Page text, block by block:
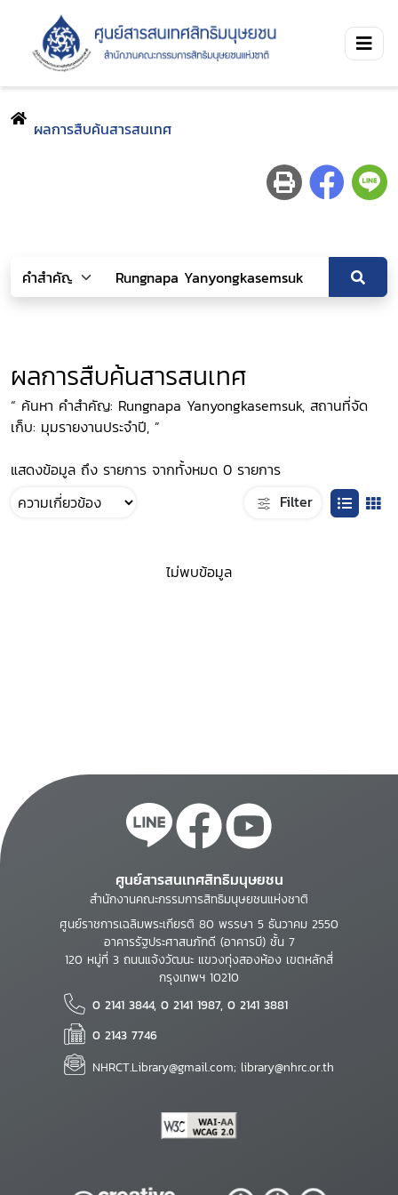
ผลการสืบค้นสารสนเทศ
ผลการสืบค้นสารสนเทศ
“ ค้นหา คำสำคัญ: Rungnapa Yanyongkasemsuk, สถานที่จัด
เก็บ: มุมรายงานประจำปี, ”
แสดงข้อมูล ถึง รายการ จากทั้งหมด 0 รายการ
Filter
ไม่พบข้อมูล
ศูนย์สารสนเทศสิทธิมนุษยชน
สำนักงานคณะกรรมการสิทธิมนุษยชนแห่งชาติ
ศูนย์ราชการเฉลิมพระเกียรติ 80 พรรษา 5 ธันวาคม 2550
อาคารรัฐประศาสนภักดี (อาคารบี) ชั้น 7
120 หมู่ที่ 3 ถนนแจ้งวัฒนะ แขวงทุ่งสองห้อง เขตหลักสี่
กรุงเทพฯ 10210
0 2141 3844, 0 2141 1987, 0 2141 3881
0 2143 7746
NHRCT.Library@gmail.com; library@nhrc.or.th